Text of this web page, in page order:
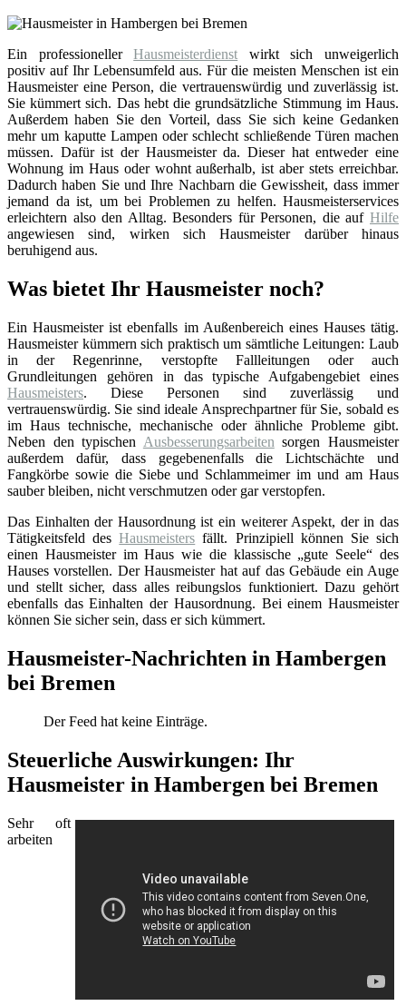
Ein professionellerHausmeisterdienst wirkt sich unweigerlich
positiv auf Ihr Lebensumfeld aus. Für die meisten Menschen ist ein
Hausmeister eine Person, die vertrauenswürdig und zuverlässig ist.
Sie kümmert sich. Das hebt die grundsätzliche Stimmung im Haus.
Außerdem haben Sie den Vorteil, dass Sie sich keine Gedanken
mehr um kaputte Lampen oder schlecht schließende Türen machen
müssen. Dafür ist der Hausmeister da. Dieser hat entweder eine
Wohnung im Haus oder wohnt außerhalb, ist aber stets erreichbar.
Dadurch haben Sie und Ihre Nachbarn die Gewissheit, dass immer
jemand da ist, um bei Problemen zu helfen. Hausmeisterservices
erleichtern also den Alltag. Besonders für Personen, die auf Hilfe
angewiesen sind, wirken sich Hausmeister darüber hinaus
beruhigend aus.
Was bietet Ihr Hausmeister noch?
Ein Hausmeister ist ebenfalls im Außenbereich eines Hauses tätig.
Hausmeister kümmern sich praktisch um sämtliche Leitungen: Laub
in der Regenrinne, verstopfte Fallleitungen oder auch
Grundleitungen gehören in das typische Aufgabengebiet eines
Hausmeisters. Diese Personen sind zuverlässig und
vertrauenswürdig. Sie sind ideale Ansprechpartner für Sie, sobald es
im Haus technische, mechanische oder ähnliche Probleme gibt.
Neben den typischen Ausbesserungsarbeiten sorgen Hausmeister
außerdem dafür, dass gegebenenfalls die Lichtschächte und
Fangkörbe sowie die Siebe und Schlammeimer im und am Haus
sauber bleiben, nicht verschmutzen oder gar verstopfen.
Das Einhalten der Hausordnung ist ein weiterer Aspekt, der in das
Tätigkeitsfeld desHausmeisters fällt. Prinzipiell können Sie sich
einen Hausmeister im Haus wie die klassische „gute Seele“ des
Hauses vorstellen. Der Hausmeister hat auf das Gebäude ein Auge
und stellt sicher, dass alles reibungslos funktioniert. Dazu gehört
ebenfalls das Einhalten der Hausordnung. Bei einem Hausmeister
können Sie sicher sein, dass er sich kümmert.
Hausmeister-Nachrichten in Hambergen
bei Bremen
Der Feed hat keine Einträge.
Steuerliche Auswirkungen: Ihr
Hausmeister in Hambergen bei Bremen
Sehr oft
arbeiten